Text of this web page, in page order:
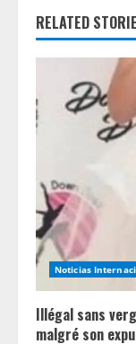
R
a
i
n
g
RELATED
Noticias
Illégal sans
malgré son